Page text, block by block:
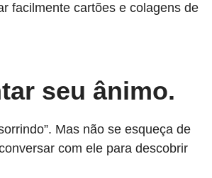
facilmente cartões e colagens de
seu ânimo.
Mas não se esqueça de
com ele para descobrir